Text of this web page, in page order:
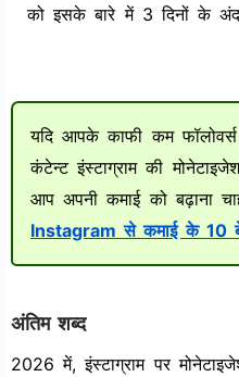
को इसके बारे में 3 दिनों के
यदि आपके काफी कम
कंटेन्ट इंस्टाग्राम की
आप अपनी कमाई को बढ़ाना
Instagram से कमाई के 10
अंतिम शब्द
2026 में, इंस्टाग्राम पर